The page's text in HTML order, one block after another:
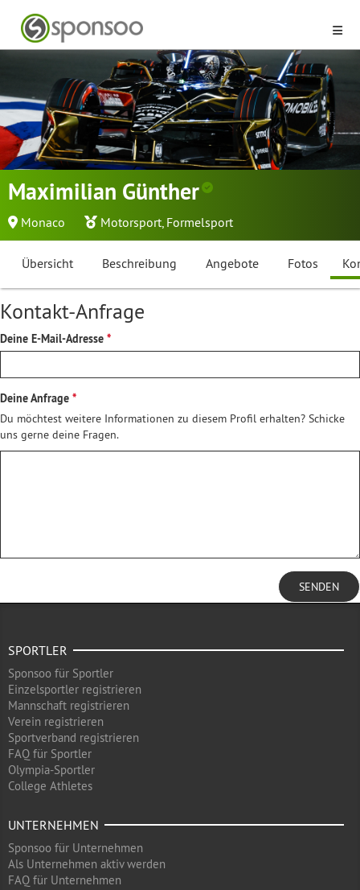
Maximilian Günther
Monaco Motorsport, Formelsport
Übersicht Beschreibung Angebote Fotos
Kontakt-Anfrage
Deine E-Mail-Adresse
Deine Anfrage
Du möchtest weitere Informationen zu diesem Profil erhalten? Schicke
uns gerne deine Fragen.
SENDEN
SPORTLER
Sponsoo für Sportler
Einzelsportler registrieren
Mannschaft registrieren
Verein registrieren
Sportverband registrieren
FAQ für Sportler
Olympia-Sportler
College Athletes
UNTERNEHMEN
Sponsoo für Unternehmen
Als Unternehmen aktiv werden
FAQ für Unternehmen